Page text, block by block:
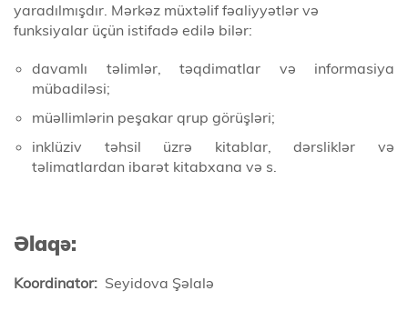
yaradılmışdır. Mərkəz müxtəlif fəaliyyətlər və
funksiyalar üçün istifadə edilə bilər:
davamlı təlimlər, təqdimatlar və informasiya
mübadiləsi;
müəllimlərin peşakar qrup görüşləri;
inklüziv təhsil üzrə kitablar, dərsliklər və
təlimatlardan ibarət kitabxana və s.
Əlaqə:
Koordinator: Seyidova Şəlalə